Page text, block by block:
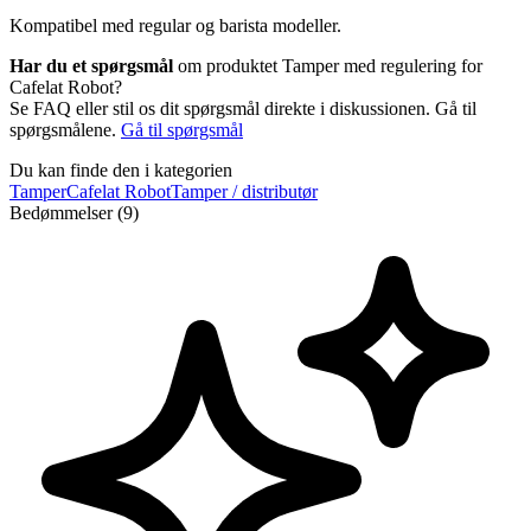
Kompatibel med regular og barista modeller.
Har du et spørgsmål om produktet Tamper med regulering for
Cafelat Robot?
Se FAQ eller stil os dit spørgsmål direkte i diskussionen. Gå til
spørgsmålene. Gå til spørgsmål
Du kan finde den i kategorien
TamperCafelat RobotTamper / distributør
Bedømmelser (9)